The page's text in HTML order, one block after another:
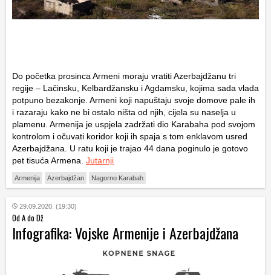
Do početka prosinca Armeni moraju vratiti Azerbajdžanu tri
regije – Lačinsku, Kelbardžansku i Agdamsku, kojima sada vlada
potpuno bezakonje. Armeni koji napuštaju svoje domove pale ih
i razaraju kako ne bi ostalo ništa od njih, cijela su naselja u
plamenu. Armenija je uspjela zadržati dio Karabaha pod svojom
kontrolom i očuvati koridor koji ih spaja s tom enklavom usred
Azerbajdžana. U ratu koji je trajao 44 dana poginulo je gotovo
pet tisuća Armena. Jutarnji
Armenija Azerbajdžan Nagorno Karabah
29.09.2020. (19:30)
Od A do Dž
Infografika: Vojske Armenije i Azerbajdžana